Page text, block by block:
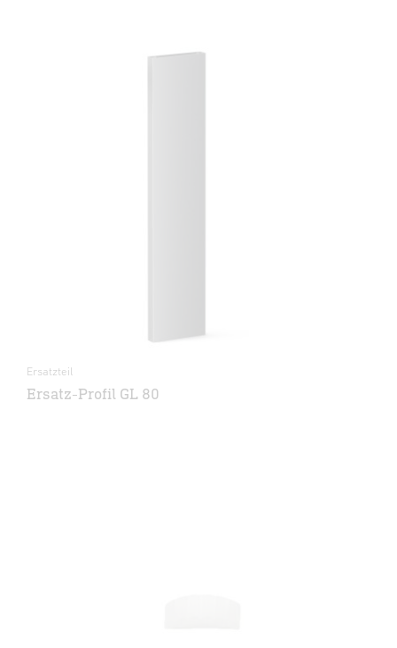
Ersatzteil
Ersatz-Profil GL 80